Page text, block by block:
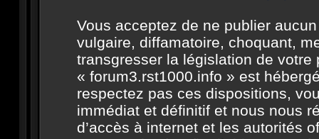
Vous acceptez de ne publier
vulgaire, diffamatoire, choquant,
transgresser la législation de
« forum3.rst1000.info » est
respectez pas ces dispositions,
immédiat et définitif et nous nous
d’accès à internet et les autorités